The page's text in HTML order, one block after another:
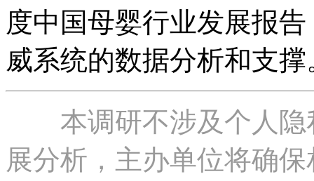
度中国母婴行业发展报
威系统的数据分析和支撑
本调研不涉及个人隐
展分析，主办单位将确